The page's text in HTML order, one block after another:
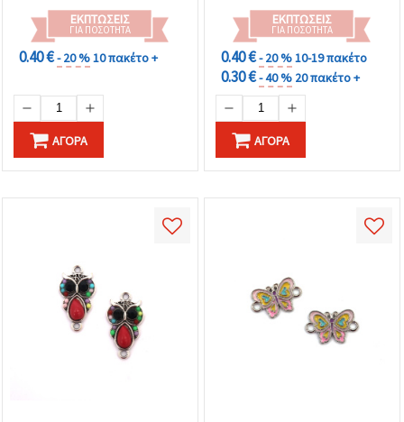
Χειροτεχνίες
ΕΚΠΤΏΣΕΙΣ
ΓΙΑ ΠΟΣΌΤΗΤΑ
0.40 €- 20 %10 πακέτο +
ΑΓΟΡΆ
ΕΚΠΤΏΣΕΙΣ
ΓΙΑ ΠΟΣΌΤΗΤΑ
0.40 €- 20 %10-19 πακέτο
0.30 €- 40 % 20 πακέτο +
ΑΓΟΡΆ